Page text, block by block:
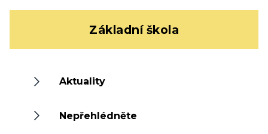
Základní škola
Aktuality
Nepřehlédněte